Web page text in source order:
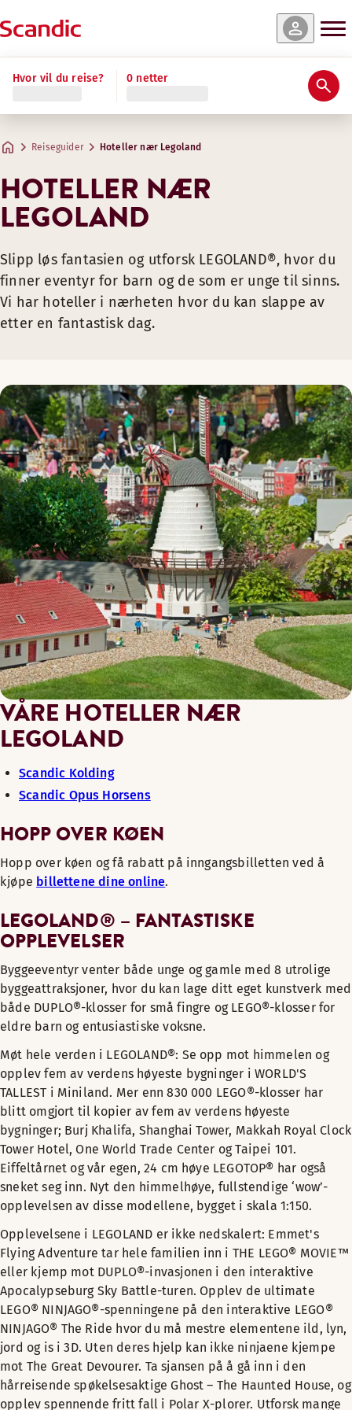
Hvor vil du reise? 0 netter
Reiseguider Hoteller nær Legoland
HOTELLER NÆR
LEGOLAND
Slipp løs fantasien og utforsk LEGOLAND®, hvor du
finner eventyr for barn og de som er unge til sinns.
Vi har hoteller i nærheten hvor du kan slappe av
etter en fantastisk dag.
VÅRE HOTELLER NÆR
LEGOLAND
Scandic Kolding
Scandic Opus Horsens
HOPP OVER KØEN
Hopp over køen og få rabatt på inngangsbilletten ved å
kjøpe billettene dine online.
LEGOLAND® – FANTASTISKE
OPPLEVELSER
Byggeeventyr venter både unge og gamle med 8 utrolige
byggeattraksjoner, hvor du kan lage ditt eget kunstverk med
både DUPLO®-klosser for små fingre og LEGO®-klosser for
eldre barn og entusiastiske voksne.
Møt hele verden i LEGOLAND®: Se opp mot himmelen og
opplev fem av verdens høyeste bygninger i WORLD'S
TALLEST i Miniland. Mer enn 830 000 LEGO®-klosser har
blitt omgjort til kopier av fem av verdens høyeste
bygninger; Burj Khalifa, Shanghai Tower, Makkah Royal Clock
Tower Hotel, One World Trade Center og Taipei 101.
Eiffeltårnet og vår egen, 24 cm høye LEGOTOP® har også
sneket seg inn. Nyt den himmelhøye, fullstendige ‘wow’-
opplevelsen av disse modellene, bygget i skala 1:150.
Opplevelsene i LEGOLAND er ikke nedskalert: Emmet's
Flying Adventure tar hele familien inn i THE LEGO® MOVIE™
eller kjemp mot DUPLO®-invasjonen i den interaktive
Apocalypseburg Sky Battle-turen. Opplev de ultimate
LEGO® NINJAGO®-spenningene på den interaktive LEGO®
NINJAGO® The Ride hvor du må mestre elementene ild, lyn,
jord og is i 3D. Uten deres hjelp kan ikke ninjaene kjempe
mot The Great Devourer. Ta sjansen på å gå inn i den
hårreisende spøkelsesaktige Ghost – The Haunted House, og
opplev spennende fritt fall i Polar X-plorer. Utforsk mange